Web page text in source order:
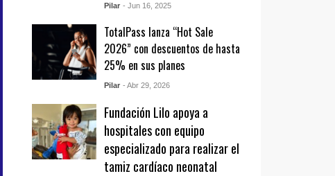
Pilar - Jun 16, 2025
TotalPass lanza “Hot Sale
2026” con descuentos de hasta
25% en sus planes
Pilar - Abr 29, 2026
Fundación Lilo apoya a
hospitales con equipo
especializado para realizar el
tamiz cardíaco neonatal